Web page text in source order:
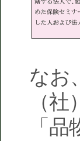
なお
（
「